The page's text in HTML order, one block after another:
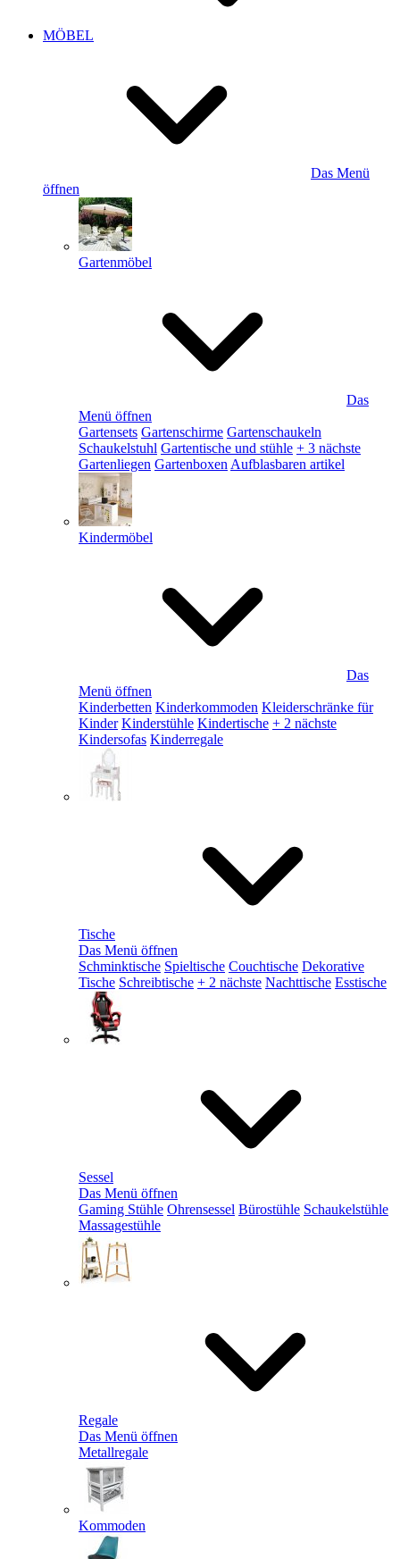
MÖBEL
Das Menü
öffnen
Gartenmöbel
Das
Menü öffnen
Gartensets Gartenschirme Gartenschaukeln
Schaukelstuhl Gartentische und stühle + 3 nächste
Gartenliegen Gartenboxen Aufblasbaren artikel
Kindermöbel
Das
Menü öffnen
Kinderbetten Kinderkommoden Kleiderschränke für
Kinder Kinderstühle Kindertische + 2 nächste
Kindersofas Kinderregale
Tische
Das Menü öffnen
Schminktische Spieltische Couchtische Dekorative
Tische Schreibtische + 2 nächste Nachttische Esstische
Sessel
Das Menü öffnen
Gaming Stühle Ohrensessel Bürostühle Schaukelstühle
Massagestühle
Regale
Das Menü öffnen
Metallregale
Kommoden